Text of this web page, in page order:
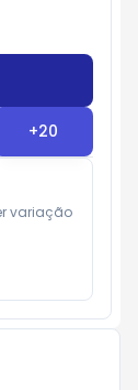
+20
variação